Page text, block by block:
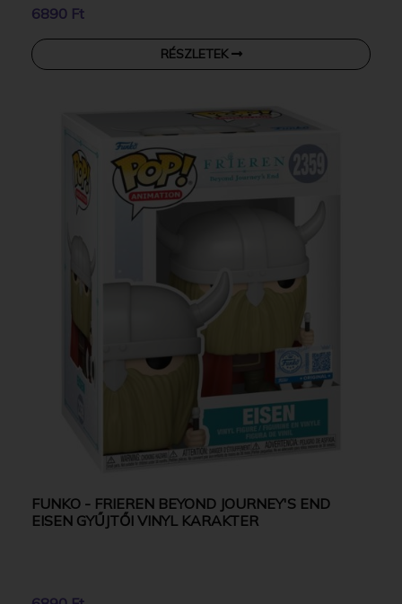
6890 Ft
RÉSZLETEK
FUNKO - FRIEREN BEYOND JOURNEY'S END
EISEN GYŰJTŐI VINYL KARAKTER